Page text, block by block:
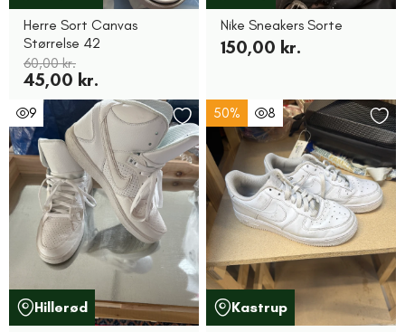
Herre Sort Canvas
Størrelse 42
60,00 kr.
45,00 kr.
Nike Sneakers Sorte
150,00 kr.
9
Hillerød
50% 8
Kastrup